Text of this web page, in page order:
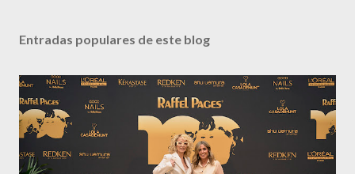
Entradas populares de este blog